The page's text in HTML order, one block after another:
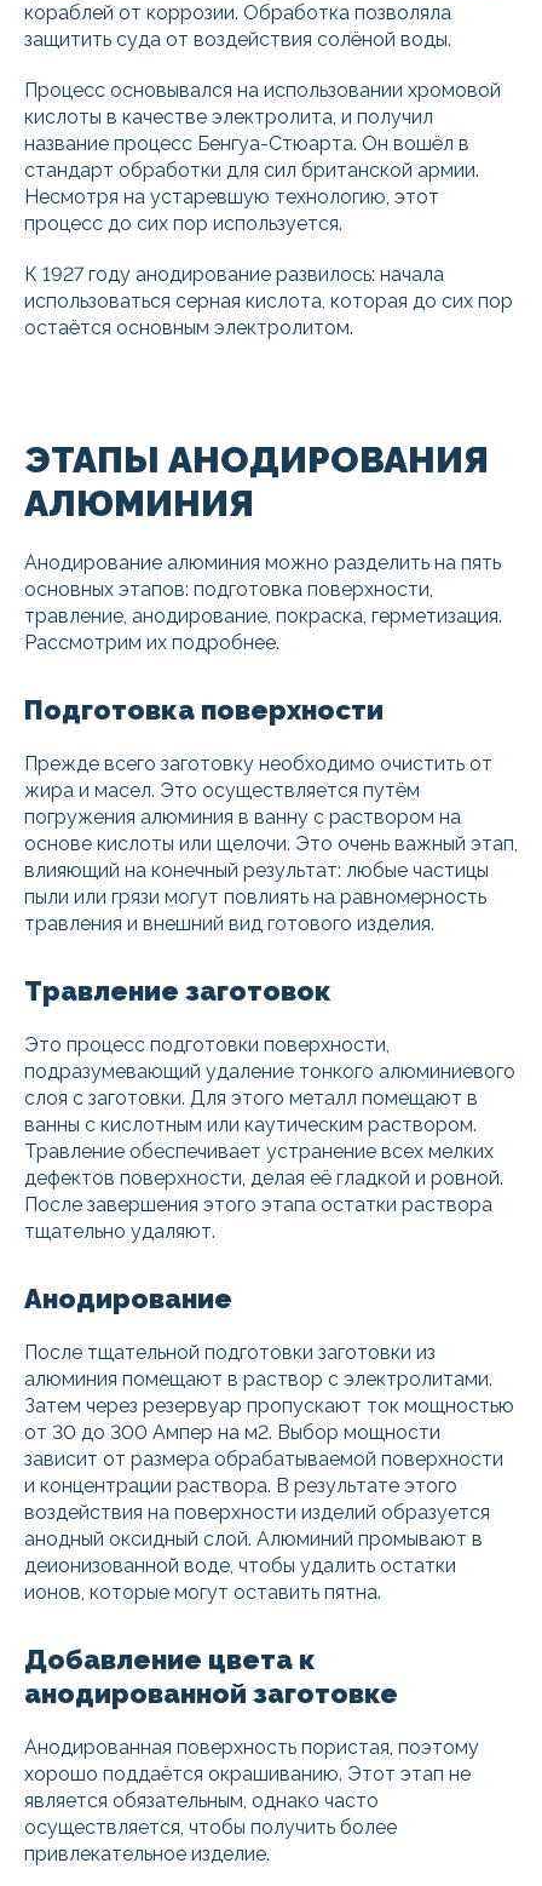
кораблей от коррозии. Обработка позволяла
защитить суда от воздействия солёной воды.
Процесс основывался на использовании хромовой
кислоты в качестве электролита, и получил
название процесс Бенгуа-Стюарта. Он вошёл в
стандарт обработки для сил британской армии.
Несмотря на устаревшую технологию, этот
процесс до сих пор используется.
К 1927 году анодирование развилось: начала
использоваться серная кислота, которая до сих пор
остаётся основным электролитом.
ЭТАПЫ АНОДИРОВАНИЯ
АЛЮМИНИЯ
Анодирование алюминия можно разделить на пять
основных этапов: подготовка поверхности,
травление, анодирование, покраска, герметизация.
Рассмотрим их подробнее.
Подготовка поверхности
Прежде всего заготовку необходимо очистить от
жира и масел. Это осуществляется путём
погружения алюминия в ванну с раствором на
основе кислоты или щелочи. Это очень важный этап,
влияющий на конечный результат: любые частицы
пыли или грязи могут повлиять на равномерность
травления и внешний вид готового изделия.
Травление заготовок
Это процесс подготовки поверхности,
подразумевающий удаление тонкого алюминиевого
слоя с заготовки. Для этого металл помещают в
ванны с кислотным или каутическим раствором.
Травление обеспечивает устранение всех мелких
дефектов поверхности, делая её гладкой и ровной.
После завершения этого этапа остатки раствора
тщательно удаляют.
Анодирование
После тщательной подготовки заготовки из
алюминия помещают в раствор с электролитами.
Затем через резервуар пропускают ток мощностью
от 30 до 300 Ампер на м2. Выбор мощности
зависит от размера обрабатываемой поверхности
и концентрации раствора. В результате этого
воздействия на поверхности изделий образуется
анодный оксидный слой. Алюминий промывают в
деионизованной воде, чтобы удалить остатки
ионов, которые могут оставить пятна.
Добавление цвета к
анодированной заготовке
Анодированная поверхность пористая, поэтому
хорошо поддаётся окрашиванию. Этот этап не
является обязательным, однако часто
осуществляется, чтобы получить более
привлекательное изделие.